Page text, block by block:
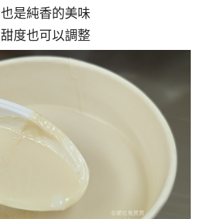
也是純香的美味
甜度也可以調整